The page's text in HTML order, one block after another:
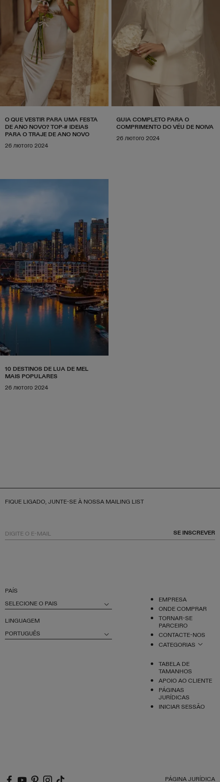
O QUE VESTIR PARA UMA FESTA
DE ANO NOVO? TOP-# IDEIAS
PARA O TRAJE DE ANO NOVO
26 лютого 2024
GUIA COMPLETO PARA O
COMPRIMENTO DO VÉU DE NOIVA
26 лютого 2024
10 DESTINOS DE LUA DE MEL
MAIS POPULARES
26 лютого 2024
PAÍS
SELECIONE O PAIS
LINGUAGEM
PORTUGUÊS
EMPRESA
ONDE COMPRAR
TORNAR-SE
PARCEIRO
CONTACTE-NOS
CATEGORIAS
TABELA DE
TAMANHOS
APOIO AO CLIENTE
PÁGINAS
JURÍDICAS
INICIAR SESSÃO
FIQUE LIGADO, JUNTE-SE À NOSSA MAILING LIST
SE INSCREVER
PÁGINA JURÍDICA